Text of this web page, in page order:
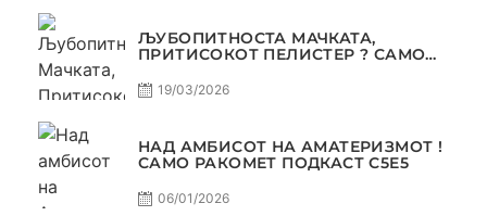
ЉУБОПИТНОСТА МАЧКАТА,
ПРИТИСОКОТ ПЕЛИСТЕР ? САМО
19/03/2026
НАД АМБИСОТ НА АМАТЕРИЗМОТ !
САМО РАКОМЕТ ПОДКАСТ С5E5
06/01/2026